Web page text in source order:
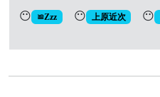
😶 ≌Zzz 😶 上原近次 😶